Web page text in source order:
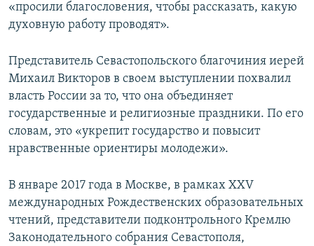
«просили благословения, чтобы рассказать, какую
духовную работу проводят».
Представитель Севастопольского благочиния иерей
Михаил Викторов в своем выступлении похвалил
власть России за то, что она объединяет
государственные и религиозные праздники. По его
словам, это «укрепит государство и повысит
нравственные ориентиры молодежи».
В январе 2017 года в Москве, в рамках XXV
международных Рождественских образовательных
чтений, представители подконтрольного Кремлю
Законодательного собрания Севастополя,